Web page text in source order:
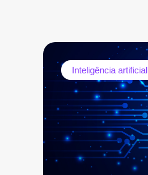
Inteligência artificial